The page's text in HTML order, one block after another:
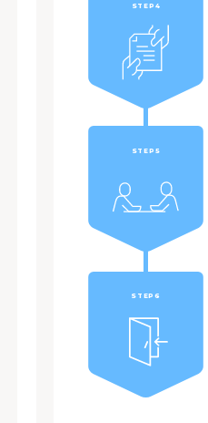
STEP4
STEP5
STEP6